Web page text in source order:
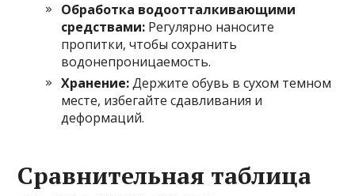
Обработка водоотталкивающими
средствами: Регулярно наносите
пропитки, чтобы сохранить
водонепроницаемость.
Хранение:Держите обувь в сухом темном
месте, избегайте сдавливания и
деформаций.
Сравнительная таблица